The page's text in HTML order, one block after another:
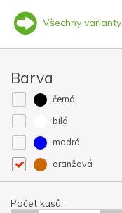
Všechny varianty
Barva
černá
bílá
modrá
oranžová
Počet kusů: